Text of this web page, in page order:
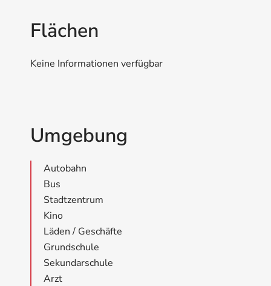
Flächen
Keine Informationen verfügbar
Umgebung
Autobahn
Bus
Stadtzentrum
Kino
Läden / Geschäfte
Grundschule
Sekundarschule
Arzt